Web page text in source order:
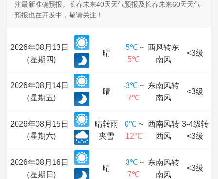
注最新准确预报。长春未来40天天气预报及长春未来60天天气
预报也在开发中，敬请关注！
2026年08月13日
（星期四)
晴
-5℃ ~
5℃
西风转东
南风
<3级
2026年08月14日
（星期五)
晴
-3℃ ~
7℃
东南风转
南风
<3级
2026年08月15日
（星期六)
晴转雨
夹雪
0℃~
12℃
西南风转
西风
3-4级转
<3级
2026年08月16日
（星期日)
晴
-3℃ ~
7℃
东南风转
南风
<3级